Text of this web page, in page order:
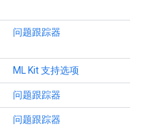
问题跟踪器
ML Kit 支持选项
问题跟踪器
问题跟踪器